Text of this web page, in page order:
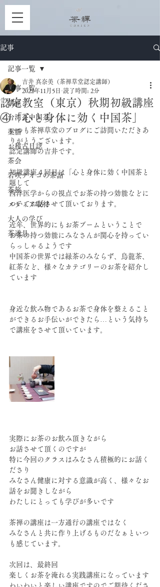
記事
記事一覧
講座
台湾茶中国茶
薬膳
お稽古日誌
茶会
岩咲ナオコの茶話
茶旅
メディア取材
大人の学び
茶道具
記事一覧
認定教室（東京）秋期初級講座
④「心と身体に効く中国茶」
吉井 真奈美（茶禅草堂認定講師）
2022年11月5日 読了時間: 2分
いつも茶禅草堂のブログにご訪問いただきあ
りがとうございます。
認定講師の吉井です。
初級講座４回目は「心と身体に効く中国茶と
題して
西洋医学からの視点でお茶の持つ効能などに
ついてお話させて頂いております。
近年、世界的にもお茶ブームということで
お茶の持つ効能にみなさんが関心を持ってい
らっしゃるようです
中国茶の世界では緑茶のみならず、烏龍茶、
紅茶など、様々なカテゴリーのお茶を紹介し
ています
身近な飲み物であるお茶で身体を整えること
ができるお手伝いができたら…という気持ち
で講座をさせて頂いています。
実際にお茶のお飲み頂きながら
お話させて頂くのですが
特に今回のクラスはみなさん積極的にお話く
ださり
みなさん健康に対する意識が高く、様々なお
話をお聞きしながら
わたしにとっても学びが多いです
茶禅の講座は一方通行の講座ではなく
みなさんと共に作り上げるものだなぁといつ
も感じています。
次回は、最終回
楽しくお茶を淹れる実践講座になっています
わいわいと楽しい講座ですのでご期待くださ